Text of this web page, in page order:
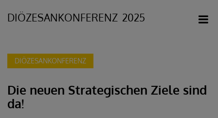
DIÖZESANKONFERENZ
Die neuen Strategischen Ziele sind
da!